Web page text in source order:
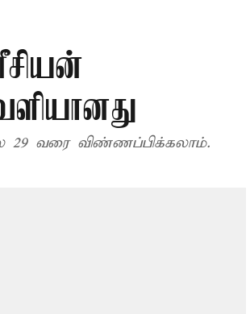
29 வரை விண்ணப்பிக்கலாம்.